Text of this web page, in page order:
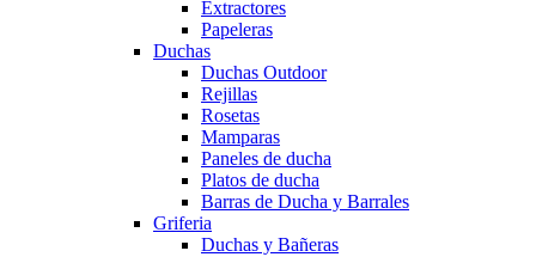
Extractores
Papeleras
Duchas
Duchas Outdoor
Rejillas
Rosetas
Mamparas
Paneles de ducha
Platos de ducha
Barras de Ducha y Barrales
Griferia
Duchas y Bañeras